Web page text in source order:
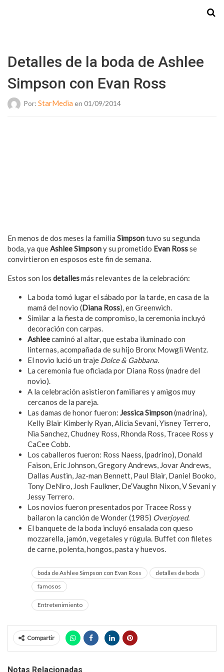
Detalles de la boda de Ashlee
Simpson con Evan Ross
Por: StarMedia en 01/09/2014
En menos de dos meses la familia Simpsontuvo su segunda
boda, ya queAshlee Simpsony su prometido Evan Rossse
convirtieron en esposos este fin de semana.
Estos son los detallesmás relevantes de la celebración:
La boda tomó lugar el sábado por la tarde, en casa de la
mamá del novio (Diana Ross), en Greenwich.
Similar a la fiesta de compromiso, la ceremonia incluyó
decoración con carpas.
Ashleecaminó al altar, que estaba iluminado con
linternas, acompañada de su hijo Bronx Mowgli Wentz.
El novio lució un traje Dolce & Gabbana.
La ceremonia fue oficiada por Diana Ross (madre del
novio).
A la celebración asistieron familiares y amigos muy
cercanos de la pareja.
Las damas de honor fueron: Jessica Simpson(madrina),
Kelly Blair Kimberly Ryan, Alicia Sevani, Yisney Terrero,
Nia Sanchez, Chudney Ross, Rhonda Ross, Tracee Ross y
CaCee Cobb.
Los caballeros fueron: Ross Naess, (padrino), Donald
Faison, Eric Johnson, Gregory Andrews, Jovar Andrews,
Dallas Austin, Jaz-man Bennett, Paul Blair, Daniel Booko,
Tony DeNiro, Josh Faulkner, De’Vaughn Nixon, V Sevani y
Jessy Terrero.
Los novios fueron presentados por Tracee Ross y
bailaron la canción de Wonder (1985) Overjoyed.
El banquete de la boda incluyó ensalada con queso
mozzarella, jamón, vegetales y rúgula. Buffet con filetes
de carne, polenta, hongos, pasta y huevos.
boda de Ashlee Simpson con Evan Ross
detalles de boda
famosos
Entretenimiento
Compartir
Notas Relacionadas